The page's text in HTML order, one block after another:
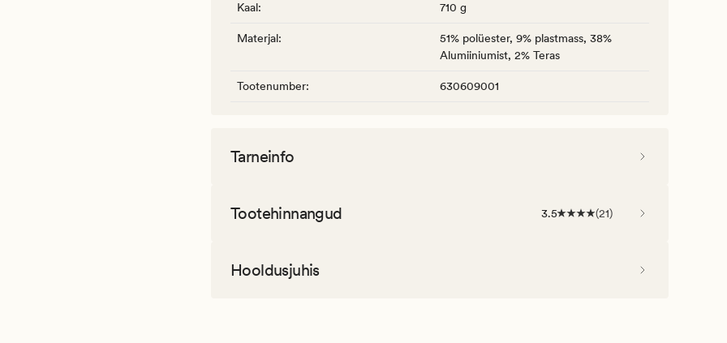
Kaal: 710 g
Materjal:
51% polüester, 9% plastmass, 38%
Alumiiniumist, 2% Teras
Tootenumber: 630609001
Tarneinfo
Tootehinnangud 3.5 (21)
Hooldusjuhis